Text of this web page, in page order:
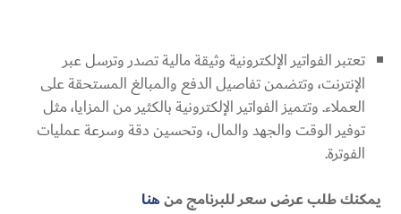
تعتبر الفواتير الإلكترونية وثيقة مالية تصدر وترسل عبر
الإنترنت، وتتضمن تفاصيل الدفع والمبالغ المستحقة على
العملاء. وتتميز الفواتير الإلكترونية بالكثير من المزايا، مثل
توفير الوقت والجهد والمال، وتحسين دقة وسرعة عمليات
الفوترة.
يمكنك طلب عرض سعر للبرنامج منهنا